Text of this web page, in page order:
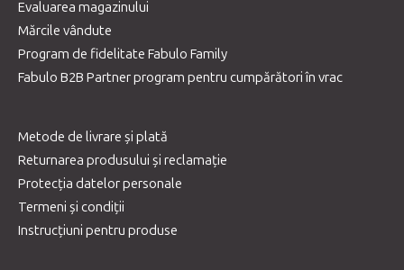
Evaluarea magazinului
Mărcile vândute
Program de fidelitate Fabulo Family
Fabulo B2B Partner program pentru cumpărători în vrac
Metode de livrare și plată
Returnarea produsului și reclamație
Protecția datelor personale
Termeni și condiții
Instrucțiuni pentru produse